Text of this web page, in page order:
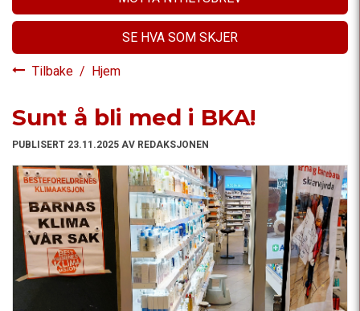
SE HVA SOM SKJER
Tilbake / Hjem
Sunt å bli med i BKA!
PUBLISERT 23.11.2025 AV REDAKSJONEN